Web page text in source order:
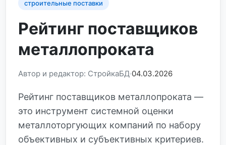
строительные поставки
Рейтинг поставщиков
металлопроката
Автор и редактор: СтройкаБД 04.03.2026
Рейтинг поставщиков металлопроката —
это инструмент системной оценки
металлоторгующих компаний по набору
объективных и субъективных критериев.